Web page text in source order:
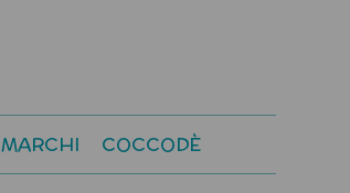
MARCHI COCCODÈ